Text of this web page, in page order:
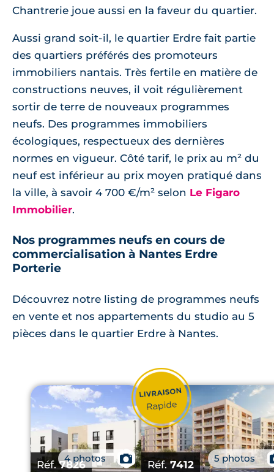
Chantrerie joue aussi en la faveur du quartier.
Aussi grand soit-il, le quartier Erdre fait partie
des quartiers préférés des promoteurs
immobiliers nantais. Très fertile en matière de
constructions neuves, il voit régulièrement
sortir de terre de nouveaux programmes
neufs. Des programmes immobiliers
écologiques, respectueux des dernières
normes en vigueur. Côté tarif, le prix au m² du
neuf est inférieur au prix moyen pratiqué dans
la ville, à savoir 4 700 €/m² selon Le Figaro
Immobilier.
Nos programmes neufs en cours de
commercialisation à Nantes Erdre
Porterie
Découvrez notre listing de programmes neufs
en vente et nos appartements du studio au 5
pièces dans le quartier Erdre à Nantes.
Réf.7826
4 photos 📷 Réf. 7412
5 photos